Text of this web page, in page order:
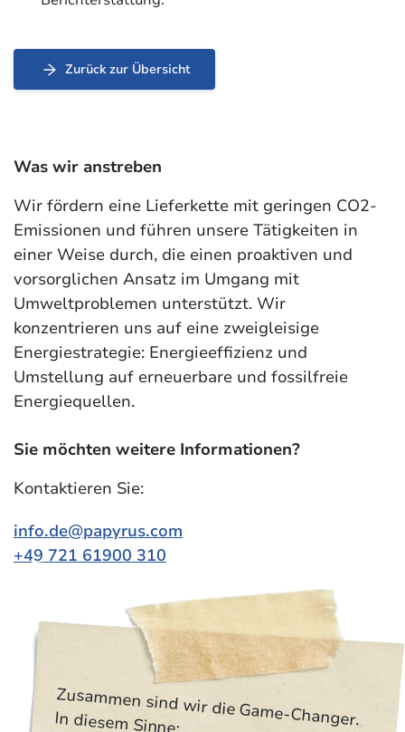
Zurück zur Übersicht
Was wir anstreben
Wir fördern eine Lieferkette mit geringen CO2-
Emissionen und führen unsere Tätigkeiten in
einer Weise durch, die einen proaktiven und
vorsorglichen Ansatz im Umgang mit
Umweltproblemen unterstützt. Wir
konzentrieren uns auf eine zweigleisige
Energiestrategie: Energieeffizienz und
Umstellung auf erneuerbare und fossilfreie
Energiequellen.
Sie möchten weitere Informationen?
Kontaktieren Sie:
info.de@papyrus.com
+49 721 61900 310
Zusammen sind wir die Game-Changer.
In diesem Sinne: